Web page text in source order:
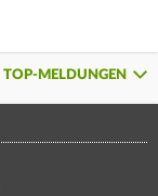
TOP-MELDUNGEN